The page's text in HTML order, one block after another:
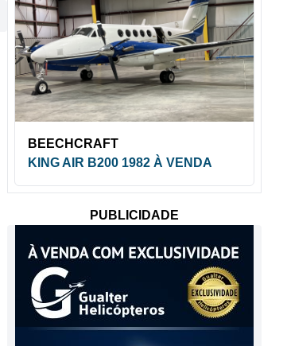
BEECHCRAFT
KING AIR B200 1982 À VENDA
PUBLICIDADE